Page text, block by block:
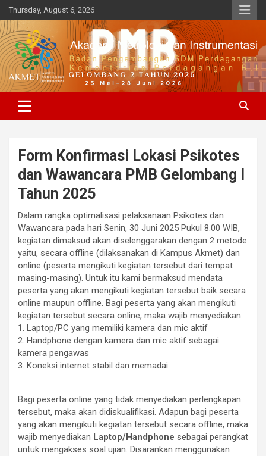
Skip
to
content
Thursday, August 6, 2026
Akademi Metrologi dan
Instrumenasi
BPSDMP, Kementerian Perdagangan R.I
Form Konfirmasi Lokasi Psikotes
dan Wawancara PMB Gelombang I
Tahun 2025
Dalam rangka optimalisasi pelaksanaan Psikotes dan
Wawancara pada hari Senin, 30 Juni 2025 Pukul 8.00 WIB,
kegiatan dimaksud akan diselenggarakan dengan 2 metode
yaitu, secara offline (dilaksanakan di Kampus Akmet) dan
online (peserta mengikuti kegiatan tersebut dari tempat
masing-masing). Untuk itu kami bermaksud mendata
peserta yang akan mengikuti kegiatan tersebut baik secara
online maupun offline. Bagi peserta yang akan mengikuti
kegiatan tersebut secara online, maka wajib menyediakan:
1. Laptop/PC yang memiliki kamera dan mic aktif
2. Handphone dengan kamera dan mic aktif sebagai
kamera pengawas
3. Koneksi internet stabil dan memadai
Bagi peserta online yang tidak menyediakan perlengkapan
tersebut, maka akan didiskualifikasi. Adapun bagi peserta
yang akan mengikuti kegiatan tersebut secara offline, maka
wajib menyediakan Laptop/Handphone sebagai perangkat
untuk mengakses soal ujian. Disarankan menggunakan